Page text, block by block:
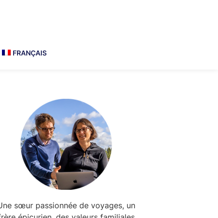
FRANÇAIS
Primary
Sidebar
sœur passionnée de voyages, un